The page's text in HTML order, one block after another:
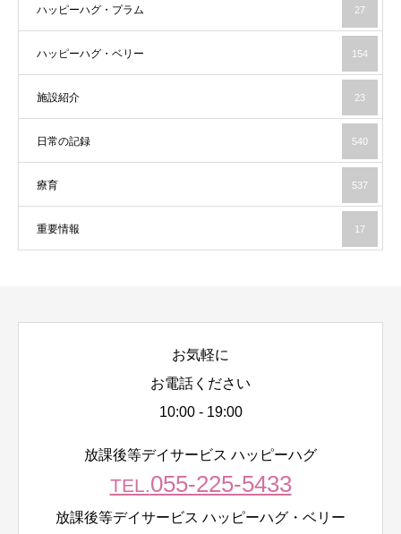
ハッピーハグ・プラム 27
ハッピーハグ・ベリー 154
施設紹介 23
日常の記録 540
療育 537
重要情報 17
お気軽に
お電話ください
10:00 - 19:00
放課後等デイサービス ハッピーハグ
TEL.055-225-5433
放課後等デイサービス ハッピーハグ・ベリー